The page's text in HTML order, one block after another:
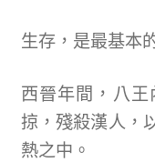
生存，是最基本
西晉年間，八
掠，殘殺漢人，
熱之中。